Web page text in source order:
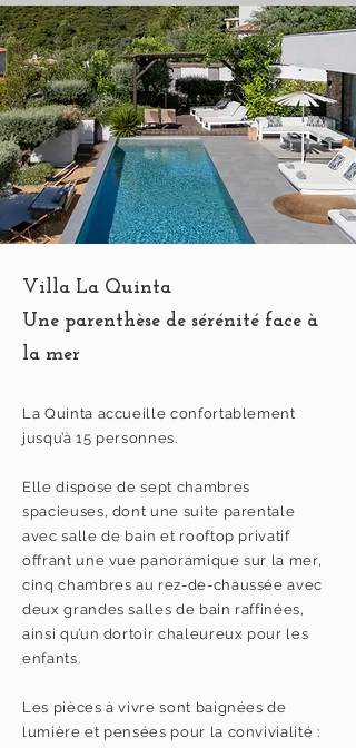
Villa La Quinta
Une parenthèse de sérénité face à
la mer
La Quinta accueille confortablement
jusqu’à 15 personnes.
Elle dispose de sept chambres
spacieuses, dont une suite parentale
avec salle de bain et rooftop privatif
offrant une vue panoramique sur la mer,
cinq chambres au rez-de-chaussée avec
deux grandes salles de bain raffinées,
ainsi qu’un dortoir chaleureux pour les
enfants.
Les pièces à vivre sont baignées de
lumière et pensées pour la convivialité :